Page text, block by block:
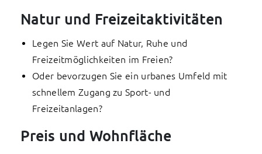
Natur und Freizeitaktivitäten
Legen Sie Wert auf Natur, Ruhe und
Freizeitmöglichkeiten im Freien?
Oder bevorzugen Sie ein urbanes Umfeld mit
schnellem Zugang zu Sport- und
Freizeitanlagen?
Preis und Wohnfläche